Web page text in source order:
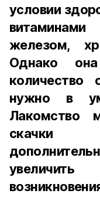
условии
железом,
Однако
количество
нужно в
Лакомство
скачки